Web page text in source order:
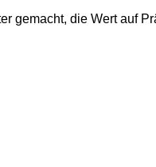
gemacht, die Wert auf